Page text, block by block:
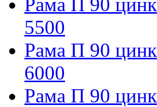
5500
Рама П 90 цинк
6000
Рама П 90 цинк